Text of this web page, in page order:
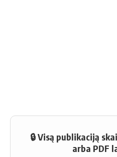
🔒 Visą publikaciją
arba PDF